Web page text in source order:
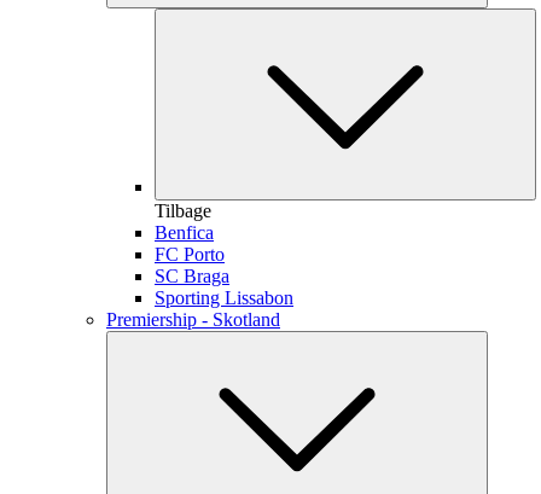
Tilbage
Benfica
FC Porto
SC Braga
Sporting Lissabon
Premiership - Skotland